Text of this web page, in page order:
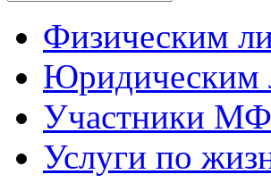
Физическим
Юридическим
Участники
Услуги по